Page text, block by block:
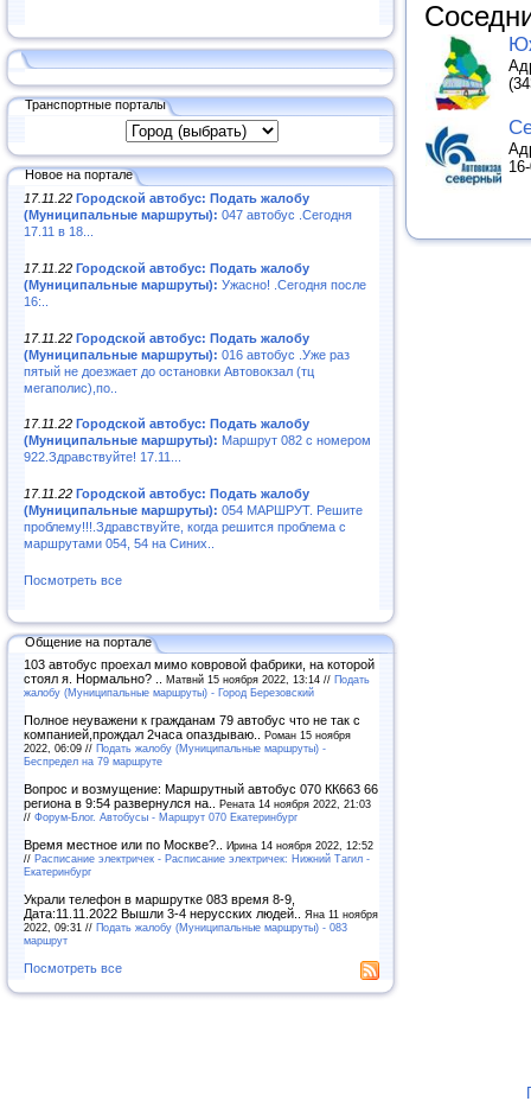
Транспортные порталы
Новое на портале
17.11.22 Городской автобус: Подать жалобу
(Муниципальные маршруты): 047 автобус .Сегодня
17.11 в 18...
17.11.22 Городской автобус: Подать жалобу
(Муниципальные маршруты): Ужасно! .Сегодня после
16:..
17.11.22 Городской автобус: Подать жалобу
(Муниципальные маршруты): 016 автобус .Уже раз
пятый не доезжает до остановки Автовокзал (тц
мегаполис),по..
17.11.22 Городской автобус: Подать жалобу
(Муниципальные маршруты): Маршрут 082 с номером
922.Здравствуйте! 17.11...
17.11.22 Городской автобус: Подать жалобу
(Муниципальные маршруты): 054 МАРШРУТ. Решите
проблему!!!.Здравствуйте, когда решится проблема с
маршрутами 054, 54 на Синих..
Посмотреть все
Общение на портале
103 автобус проехал мимо ковровой фабрики, на которой
стоял я. Нормально? .. Матвнй 15 ноября 2022, 13:14 // Подать
жалобу (Муниципальные маршруты) - Город Березовский
Полное неуважени к гражданам 79 автобус что не так с
компанией,прождал 2часа опаздываю.. Роман 15 ноября
2022, 06:09 // Подать жалобу (Муниципальные маршруты) -
Беспредел на 79 маршруте
Вопрос и возмущение: Маршрутный автобус 070 КК663 66
региона в 9:54 развернулся на.. Рената 14 ноября 2022, 21:03
// Форум-Блог. Автобусы - Маршрут 070 Екатеринбург
Время местное или по Москве?.. Ирина 14 ноября 2022, 12:52
// Расписание электричек - Расписание электричек: Нижний Тагил -
Екатеринбург
Украли телефон в маршрутке 083 время 8-9,
Дата:11.11.2022 Вышли 3-4 нерусских людей.. Яна 11 ноября
2022, 09:31 // Подать жалобу (Муниципальные маршруты) - 083
маршрут
Посмотреть все